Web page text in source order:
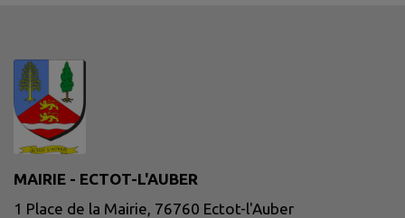
MAIRIE - ECTOT-L'AUBER
1 Place de la Mairie, 76760 Ectot-l'Auber